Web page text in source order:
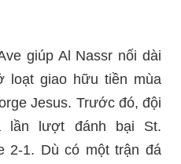
giúp Al Nassr nối dài
loạt giao hữu tiền mùa
Jesus. Trước đó, đội
lần lượt đánh bại St.
2-1. Dù có một trận đá